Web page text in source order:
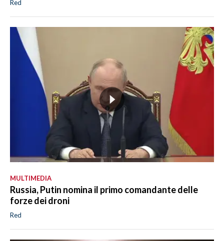
Red
MULTIMEDIA
Russia, Putin nomina il primo comandante delle
forze dei droni
Red